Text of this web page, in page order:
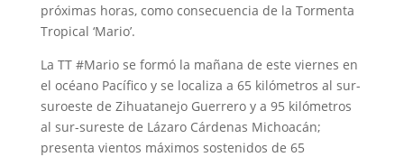
próximas horas, como consecuencia de la Tormenta
Tropical ‘Mario’.
La TT #Mario se formó la mañana de este viernes en
el océano Pacífico y se localiza a 65 kilómetros al sur-
suroeste de Zihuatanejo Guerrero y a 95 kilómetros
al sur-sureste de Lázaro Cárdenas Michoacán;
presenta vientos máximos sostenidos de 65